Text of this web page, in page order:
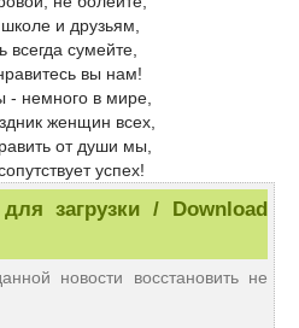
и друзьям,
всегда сумейте,
вы нам!
- немного в мире,
женщин всех,
от души мы,
успех!
загрузки / Download
новости восстановить не